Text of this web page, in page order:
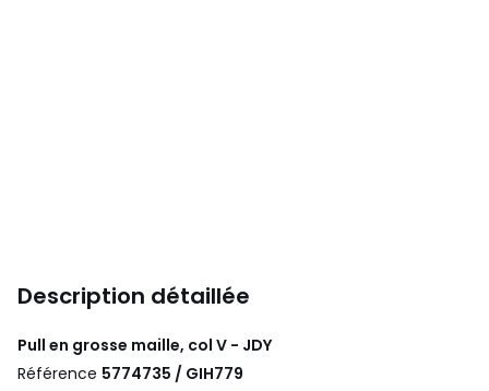
Description détaillée
Pull en grosse maille, col V - JDY
Référence 5774735 / GIH779